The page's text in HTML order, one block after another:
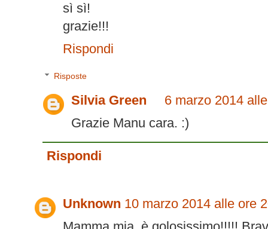
sì sì!
grazie!!!
Rispondi
Risposte
Silvia Green
6 marzo 2014
Grazie Manu cara. :)
Rispondi
Unknown 10 marzo 2014 alle ore